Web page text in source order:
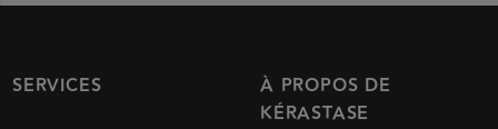
SERVICES
À PROPOS DE
KÉRASTASE